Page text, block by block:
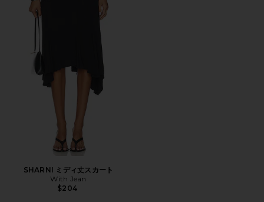
SHARNI ミディ丈スカート
With Jean
$204